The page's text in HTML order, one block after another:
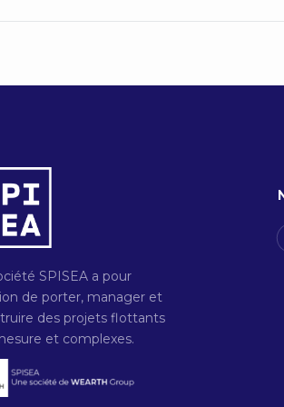
SPISEA a pour
de porter, manager et
des projets flottants
et complexes.